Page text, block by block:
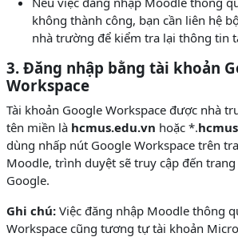
không thành công, bạn cần liên hệ
nhà trường để kiểm tra lại thông tin
3. Đăng nhập bằng tài khoản
Workspace
Tài khoản Google Workspace được nhà
tên miền là hcmus.edu.vn hoặc *.
dùng nhấp nút Google Workspace trên
Moodle, trình duyệt sẽ truy cập đến
Google.
Ghi chú: Việc đăng nhập Moodle thông
Workspace cũng tương tự tài khoản